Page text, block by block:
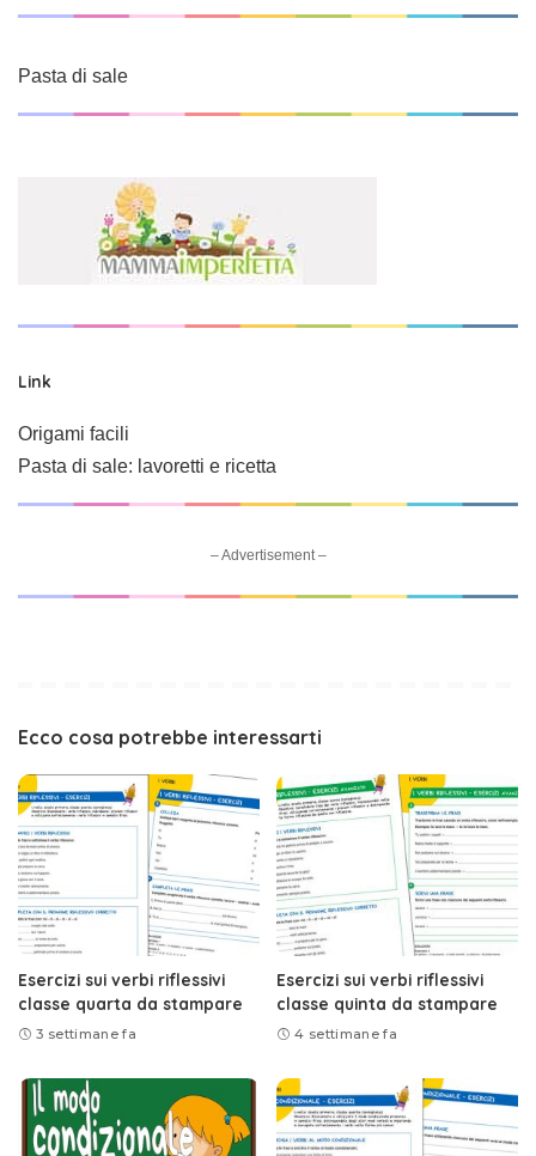
Pasta di sale
Link
Origami facili
Pasta di sale: lavoretti e ricetta
– Advertisement –
Ecco cosa potrebbe interessarti
Esercizi sui verbi riflessivi
classe quarta da stampare
3 settimane fa
Esercizi sui verbi riflessivi
classe quinta da stampare
4 settimane fa